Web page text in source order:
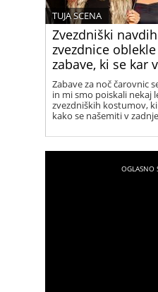
Zvezdniški
zvezdnice
zabave, ki se kar
TUJA SCENA
Zabave za noč čarovnic
in mi smo poiskali nekaj
zvezdniških kostumov,
kako se našemiti v